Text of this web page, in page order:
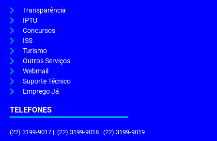
Transparência
IPTU
Concursos
ISS
Turismo
Outros Serviços
Webmail
Suporte Técnico
Emprego Já
TELEFONES
(22) 3199-9017 | (22) 3199-9018 | (22) 3199-9019